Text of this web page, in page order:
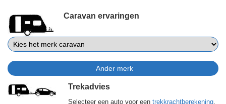
Caravan ervaringen
Trekadvies
Selecteer een auto voor een trekkrachtberekening